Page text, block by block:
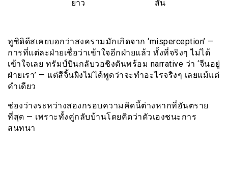
ยาว
สั้น
ทูซิดิดีสเคยบอกว่าสงครามมักเกิดจาก ‘misperception’ —
การที่แต่ละฝ่ายเชื่อว่าเข้าใจอีกฝ่ายแล้ว ทั้งที่จริงๆ ไม่ได้
เข้าใจเลย ทรัมป์บินกลับวอชิงตันพร้อม narrative ว่า ‘จีนอยู่
ฝ่ายเรา’ — แต่สีจิ้นผิงไม่ได้พูดว่าจะทำอะไรจริงๆ เลยแม้แต่
คำเดียว
ช่องว่างระหว่างสองกรอบความคิดนี้ต่างหากที่อันตราย
ที่สุด — เพราะทั้งคู่กลับบ้านโดยคิดว่าตัวเองชนะการ
สนทนา